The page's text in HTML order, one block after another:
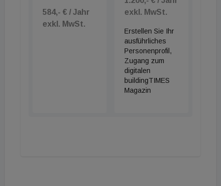
584,- € / Jahr
exkl. MwSt.
exkl. MwSt.
Erstellen Sie Ihr
ausführliches
Personenprofil,
Zugang zum
digitalen
buildingTIMES
Magazin